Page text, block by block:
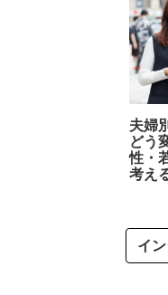
夫婦
どう
性・
考え
イ